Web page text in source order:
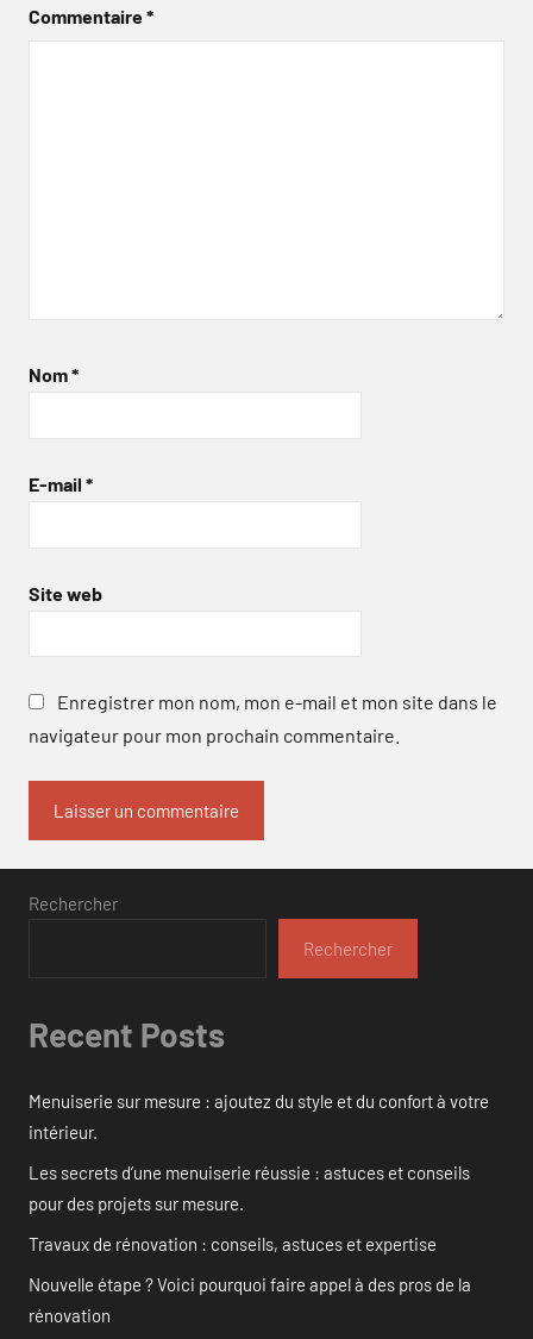
Commentaire*
Nom*
E-mail *
Site web
Enregistrer mon nom, mon e-mail et mon site dans le
navigateur pour mon prochain commentaire.
Rechercher
Rechercher
Recent Posts
Menuiserie sur mesure : ajoutez du style et du confort à votre
intérieur.
Les secrets d’une menuiserie réussie : astuces et conseils
pour des projets sur mesure.
Travaux de rénovation : conseils, astuces et expertise
Nouvelle étape ? Voici pourquoi faire appel à des pros de la
rénovation